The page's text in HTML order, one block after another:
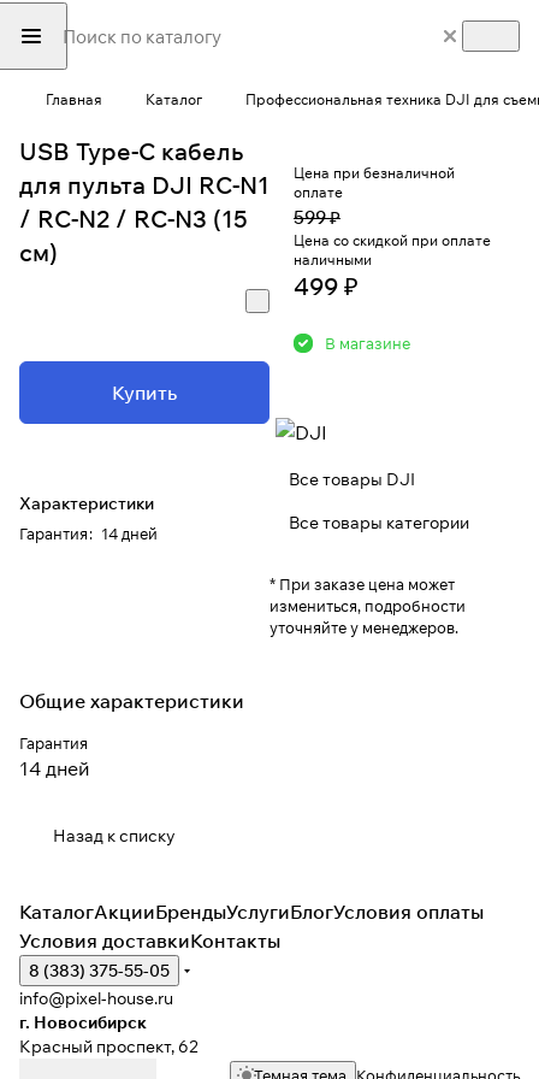
Главная Каталог Профессиональная техника DJI для
USB Type-C кабель
для пульта DJI RC-N1
/ RC-N2 / RC-N3 (15
см)
Купить
Характеристики
Гарантия: 14 дней
Цена при безналичной
оплате
599 ₽
Цена со скидкой при оплате
наличными
499 ₽
В магазине
Все товары DJI
Все товары категории
* При заказе цена может
измениться, подробности
уточняйте у менеджеров.
Общие характеристики
Гарантия
14 дней
Назад к списку
КаталогАкцииБрендыУслугиБлогУсловия оплаты
Условия доставкиКонтакты
8 (383) 375-55-05
info@pixel-house.ru
г. Новосибирск
Красный проспект, 62